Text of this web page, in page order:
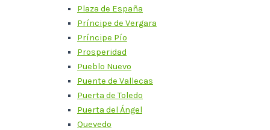
Plaza de España
Príncipe de Vergara
Príncipe Pío
Prosperidad
Pueblo Nuevo
Puente de Vallecas
Puerta de Toledo
Puerta del Ángel
Quevedo